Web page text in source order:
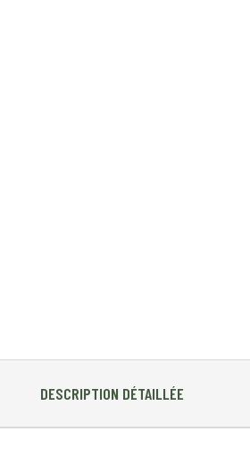
DESCRIPTION DÉTAILLÉE